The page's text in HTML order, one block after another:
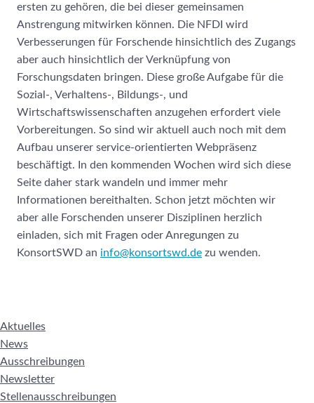
ersten zu gehören, die bei dieser gemeinsamen
Anstrengung mitwirken können. Die NFDI wird
Verbesserungen für Forschende hinsichtlich des Zugangs
aber auch hinsichtlich der Verknüpfung von
Forschungsdaten bringen. Diese große Aufgabe für die
Sozial-, Verhaltens-, Bildungs-, und
Wirtschaftswissenschaften anzugehen erfordert viele
Vorbereitungen. So sind wir aktuell auch noch mit dem
Aufbau unserer service-orientierten Webpräsenz
beschäftigt. In den kommenden Wochen wird sich diese
Seite daher stark wandeln und immer mehr
Informationen bereithalten. Schon jetzt möchten wir
aber alle Forschenden unserer Disziplinen herzlich
einladen, sich mit Fragen oder Anregungen zu
KonsortSWD an info@konsortswd.de zu wenden.
Aktuelles
News
Ausschreibungen
Newsletter
Stellenausschreibungen